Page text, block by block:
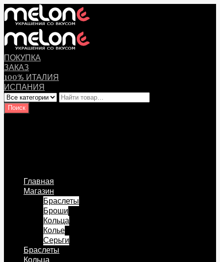
ПОКУПКА
ЗАКАЗ
100% ИТАЛИЯ
ИСПАНИЯ
Главная
Магазин
Браслеты
Броши
Кольца
Колье
Серьги
Браслеты
Кольца